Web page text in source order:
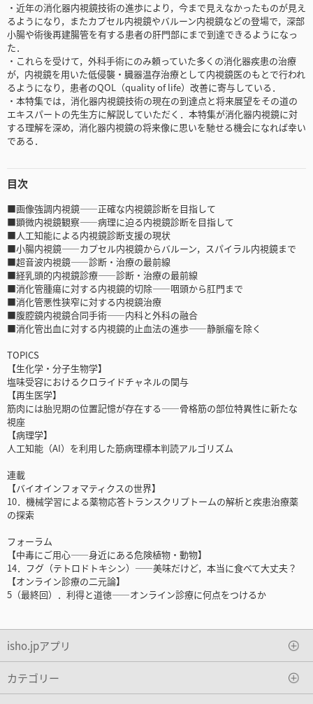
・近年の消化器内視鏡技術の進歩により，今まで見えなかったものが見え
るようになり，またカプセル内視鏡やバルーン内視鏡などの登場で，深部
小腸や術後再建腸管を有する患者の肝門部にまで到達できるようになっ
た．
・これらを受けて，外科手術にのみ頼っていた多くの消化器疾患の治療
が，内視鏡を用いた低侵襲・臓器温存治療として内視鏡医のもとで行われ
るようになり，患者のQOL（quality of life）改善に寄与している．
・本特集では，消化器内視鏡技術の現在の到達点と将来展望をその道の
エキスパートの先生方に解説していただく．本特集が消化器内視鏡に対
する理解を深め，消化器内視鏡の将来像に思いを馳せる機会になれば幸い
である．
目次
■画像強調内視鏡――正確な内視鏡診断を目指して
■顕微内視鏡観察――病理に迫る内視鏡診断を目指して
■人工知能による内視鏡診断支援の現状
■小腸内視鏡――カプセル内視鏡からバルーン，スパイラル内視鏡まで
■超音波内視鏡――診断・治療の最前線
■経乳頭的内視鏡診療――診断・治療の最前線
■消化管腫瘍に対する内視鏡的切除――咽頭から肛門まで
■消化管悪性狭窄に対する内視鏡治療
■腹腔鏡内視鏡合同手術――内科と外科の融合
■消化管出血に対する内視鏡的止血法の進歩――静脈瘤を除く
TOPICS
【生化学・分子生物学】
塩味受容におけるクロライドチャネルの関与
【再生医学】
筋肉には胎児期の位置記憶が存在する――骨格筋の部位特異性に新たな
視座
【病理学】
人工知能（AI）を利用した筋病理標本判読アルゴリズム
連載
【バイオインフォマティクスの世界】
10．機械学習による薬物応答トランスクリプトームの解析と疾患治療薬
の探索
フォーラム
【中毒にご用心――身近にある危険植物・動物】
14．フグ（テトロドトキシン）――美味だけど，本当に食べて大丈夫？
【オンライン診療の二元論】
5（最終回）．利得と道徳――オンライン診療に何点をつけるか
isho.jpアプリ
カテゴリー